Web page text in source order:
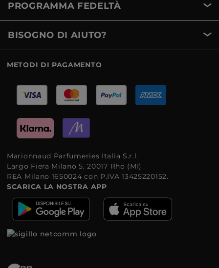
PROGRAMMA FEDELTÀ
BISOGNO DI AIUTO?
METODI DI PAGAMENTO
Marionnaud Parfumeries Italia S.r.l.
Largo Fiera Milano 5, 20017 Rho (MI)
REA Milano 1650024 con P.IVA 13425220152.
SCARICA LA NOSTRA APP